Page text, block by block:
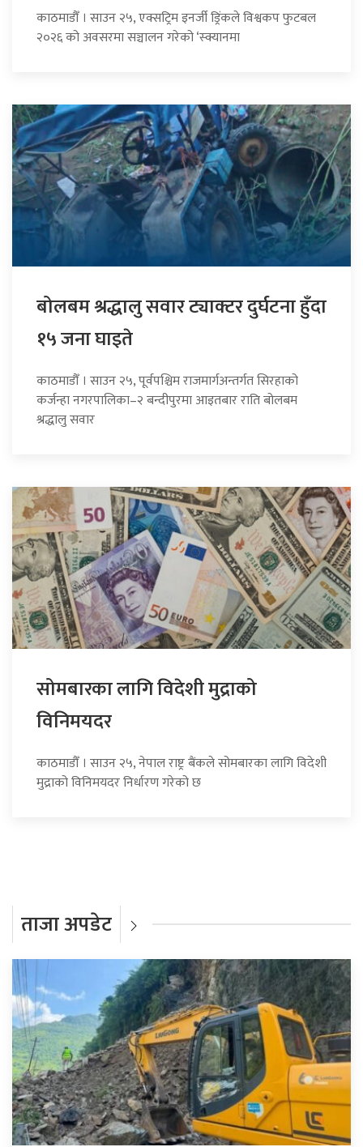
काठमाडौँ । साउन २५, एक्सट्रिम इनर्जी ड्रिंकले विश्वकप फुटबल
२०२६ को अवसरमा सञ्चालन गरेको ‘स्क्यानमा
बोलबम श्रद्धालु सवार ट्याक्टर दुर्घटना हुँदा
१५ जना घाइते
काठमाडौँ । साउन २५, पूर्वपश्चिम राजमार्गअन्तर्गत सिरहाको
कर्जन्हा नगरपालिका–२ बन्दीपुरमा आइतबार राति बोलबम
श्रद्धालु सवार
सोमबारका लागि विदेशी मुद्राको
विनिमयदर
काठमाडौँ । साउन २५, नेपाल राष्ट्र बैंकले सोमबारका लागि विदेशी
मुद्राको विनिमयदर निर्धारण गरेको छ
ताजा अपडेट